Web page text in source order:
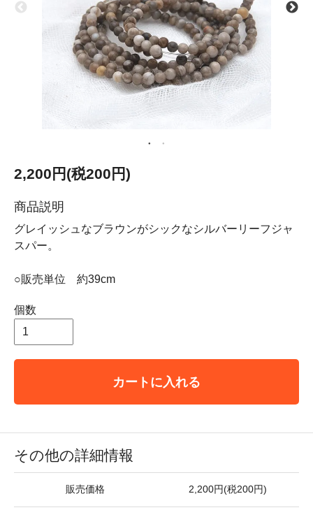
2,200円(税200円)
商品説明
グレイッシュなブラウンがシックなシルバーリーフジャ
スパー。
○販売単位 約39cm
個数
カートに入れる
その他の詳細情報
販売価格 2,200円(税200円)